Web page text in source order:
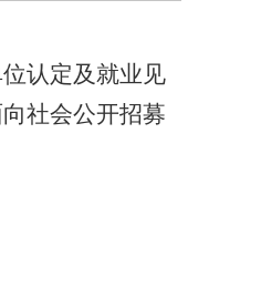
认定及就业见
社会公开招募